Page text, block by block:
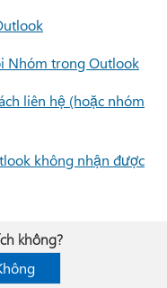
Nhóm trong Outlook
liên hệ (hoặc nhóm
không nhận được
không?